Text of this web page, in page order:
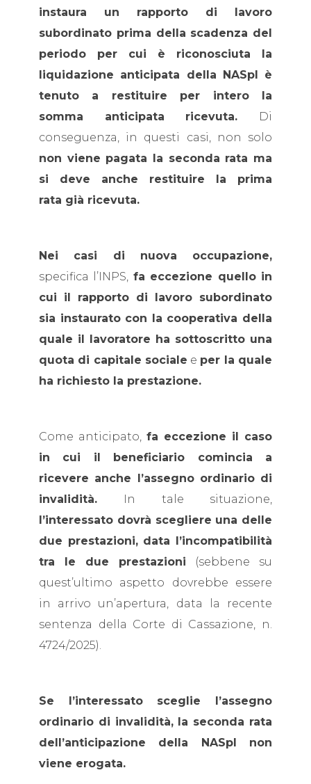
instaura un rapporto di lavoro
subordinato prima della scadenza del
periodo per cui è riconosciuta la
liquidazione anticipata della NASpI è
tenuto a restituire per intero la
somma anticipata ricevuta.
Di
conseguenza, in questi casi, non solo
non viene pagata la seconda rata ma
si deve anche restituire la prima
rata già ricevuta.
Nei casi di nuova occupazione,
specifica l’INPS, fa eccezione quello in
cui il rapporto di lavoro subordinato
sia instaurato con la cooperativa della
quale il lavoratore ha sottoscritto una
quota di capitale sociale e per la quale
ha richiesto la prestazione.
Come anticipato, fa eccezione il caso
in cui il beneficiario comincia a
ricevere anche l’assegno ordinario di
invalidità.
In tale situazione,
l’interessato dovrà scegliere una delle
due prestazioni, data l’incompatibilità
tra le due prestazioni (sebbene su
quest’ultimo aspetto dovrebbe essere
in arrivo un’apertura, data la recente
sentenza della Corte di Cassazione, n.
4724/2025).
Se l’interessato sceglie l’assegno
ordinario di invalidità, la seconda rata
dell’anticipazione della NASpI non
viene erogata.